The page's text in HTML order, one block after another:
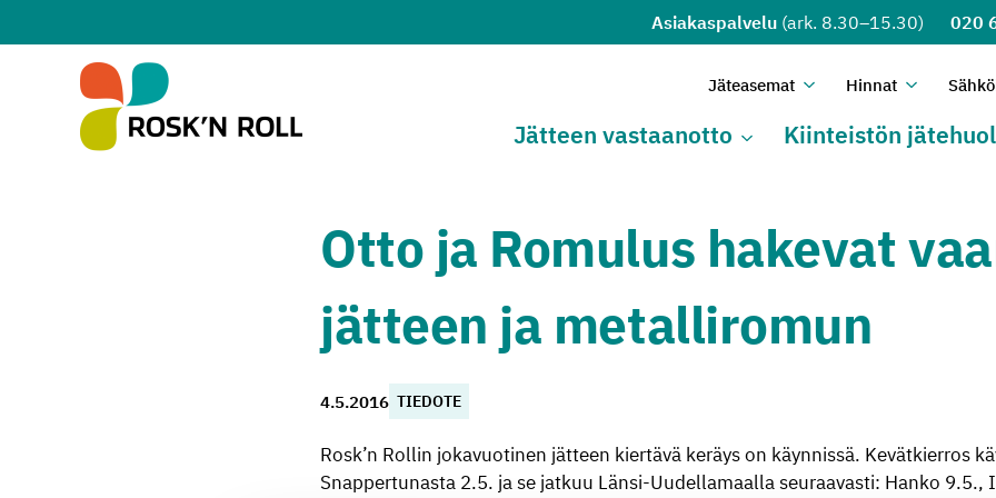
Asiakaspalvelu (ark. 8.30–15.30) 020
Jä­tea­se­mat Avaa alivalikko
Sulje alivalikko
Hin­nat Avaa
Sulje
Jät­teen vas­taan­ot­to Avaa alivalikko
Sulje alivalikko
Kiin­teis­tön
Otto ja Romulus hakevat
jätteen ja metalliromun
4.5.2016 TIEDOTE
Rosk’n Rollin jokavuotinen jätteen kiertävä keräys on käynnissä. Kevätkierros
Snappertunasta 2.5. ja se jatkuu Länsi-Uudellamaalla seuraavasti: Hanko 9.5.,